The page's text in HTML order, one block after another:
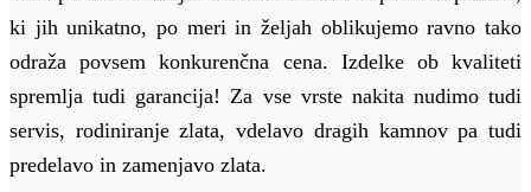
ki jih unikatno, po meri in željah oblikujemo ravno tako
odraža povsem konkurenčna cena. Izdelke ob kvaliteti
spremlja tudi garancija! Za vse vrste nakita nudimo tudi
servis, rodiniranje zlata, vdelavo dragih kamnov pa tudi
predelavo in zamenjavo zlata.